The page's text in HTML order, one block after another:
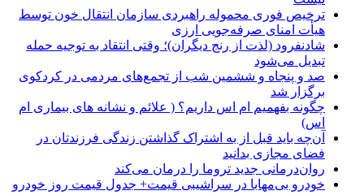
ترخیص فوری محموله راهبردی سازمان انتقال خون توسط
هیأت امنای صرفه‌جویی ارزی
شادنفرود (لذت از رنج دیگران)؛ وقتی انتقاد به توجیه حمله
تبدیل می‌شود
صد و پنجاه‌ و ششمین شب از تجمع‌های مردمی در کردکوی
برگزار شد
چگونه بفهمیم ام اس داریم؟ ( علائم و نشانه های بیماری ام
اس)
آن‌چه باید قبل از به اشتراک گذاشتن زندگی فرزندتان در
فضای مجازی بدانید
روان‌درمانی جدید تروما را درمان می‌کند
خودرو بی‌مهابا در سراشیبی قیمت+ جدول قیمت روز خودرو